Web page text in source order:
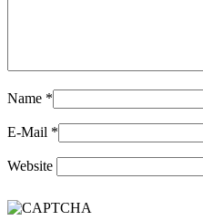
Name *
E-Mail *
Website